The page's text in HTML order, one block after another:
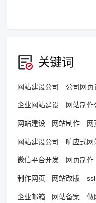
关键词
网站建设公司 公司网页
企业网站建设 网站制作
网站建设 网站制作 网
网站建设公司 响应式网
微信平台开发 网页制作
制作网页 网站改版 ssl
企业邮箱 网站备案 做